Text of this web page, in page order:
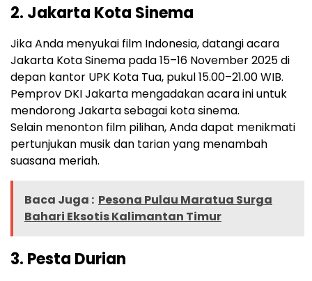
2. Jakarta Kota Sinema
Jika Anda menyukai film Indonesia, datangi acara
Jakarta Kota Sinema pada 15–16 November 2025 di
depan kantor UPK Kota Tua, pukul 15.00–21.00 WIB.
Pemprov DKI Jakarta mengadakan acara ini untuk
mendorong Jakarta sebagai kota sinema.
Selain menonton film pilihan, Anda dapat menikmati
pertunjukan musik dan tarian yang menambah
suasana meriah.
Baca Juga : Pesona Pulau Maratua Surga
Bahari Eksotis Kalimantan Timur
3. Pesta Durian